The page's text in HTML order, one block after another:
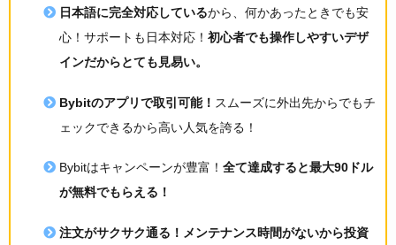
日本語に完全対応しているから、何かあったときでも安
心！サポートも日本対応！ 初心者でも操作しやすいデザ
インだからとても見易い。
Bybitのアプリで取引可能！ スムーズに外出先からでもチ
ェックできるから高い人気を誇る！
Bybitはキャンペーンが豊富！ 全て達成すると最大90ドル
が無料でもらえる！
注文がサクサク通る！ メンテナンス時間がないから投資